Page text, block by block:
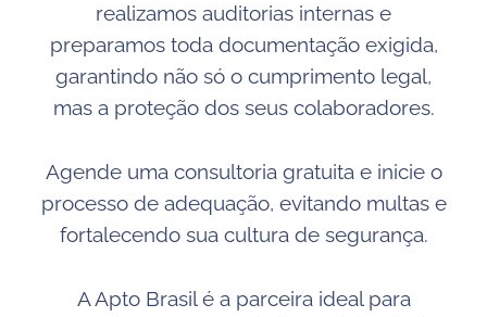
realizamos auditorias internas e
preparamos toda documentação exigida,
garantindo não só o cumprimento legal,
mas a proteção dos seus colaboradores.
Agende uma consultoria gratuita e inicie o
processo de adequação, evitando multas e
fortalecendo sua cultura de segurança.
A Apto Brasil é a parceira ideal para